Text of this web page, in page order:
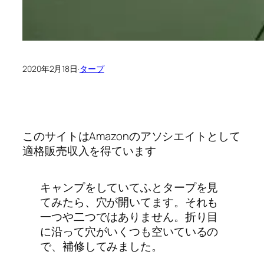
2020年2月18日·タープ
このサイトはAmazonのアソシエイトとして
適格販売収入を得ています
キャンプをしていてふとタープを見
てみたら、穴が開いてます。それも
一つや二つではありません。折り目
に沿って穴がいくつも空いているの
で、補修してみました。